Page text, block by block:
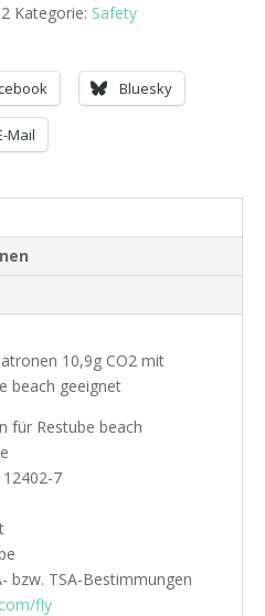
Kategorie: Safety
Bluesky
Mail
10,9g CO2 mit
beach geeignet
für Restube beach
7
bzw. TSA-Bestimmungen
fly